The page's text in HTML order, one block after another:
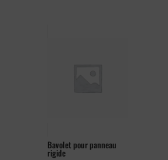
Bavolet pour panneau
rigide